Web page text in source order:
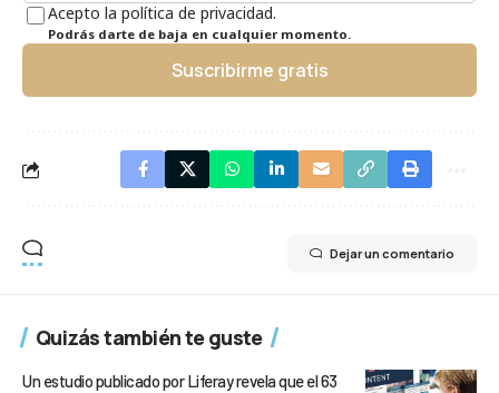
Acepto la política de privacidad.
Podrás darte de baja en cualquier momento.
Suscribirme gratis
Dejar un comentario
Quizás también te guste
Un estudio publicado por Liferay revela que el 63